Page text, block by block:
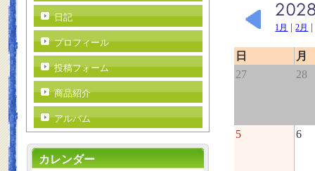
1月 |2月
日
月
27
28
5 6
日記
プロフィール
投稿フォーム
商品紹介
アルバム
カレンダー